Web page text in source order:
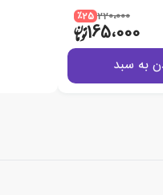
220،000 ٪25
165،000
به سبد